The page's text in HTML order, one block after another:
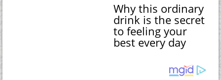
Why this ordinary
drink is the secret
to feeling your
best every day